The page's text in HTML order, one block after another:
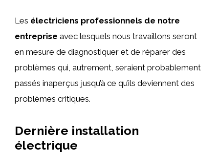
Les électriciens professionnels de notre
entreprise avec lesquels nous travaillons seront
en mesure de diagnostiquer et de réparer des
problèmes qui, autrement, seraient probablement
passés inaperçus jusqu’à ce qu’ils deviennent des
problèmes critiques.
Dernière installation
électrique